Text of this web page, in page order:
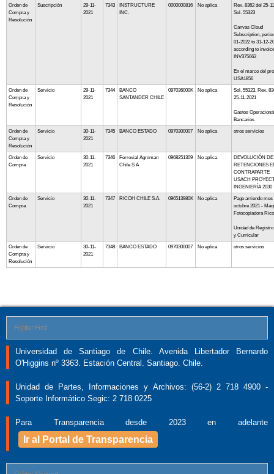
Orden de
Compra y
Resolución
Suscripción
29-11-
2021
7343
INSTRUCTURE
INC.
0000000816 No aplica
Rex. 8362 del 25-
Sol. 55323
Canvas Cloud
Subscription,
01-2022 to 31-12-
according to invoice
INV375662
En el marco del
USA1856
Orden de
Compra y
Resolución
Servicio
29-11-
2021
7344
BANCO
SANTANDER CHILE
097036000K No aplica
Sol. 55323, Rex.
25-11-2021
Gastos
Bancarios
Orden de
Compra y
Resolución
Servicio
30-11-
2021
7345 BANCO ESTADO 0970300007 No aplica otros servicios
Orden de
Compra
Servicio
30-11-
2021
7346
Ferrovial Agroman
Chile S A
0968251309 No aplica
DEVOLUCIÓN DE
RETENCIONES
CONTRAPARTE
USACH
INGENIERÍA 2030
Orden de
Compra
Servicio
30-11-
2021
7347 RICOH CHILE S.A. 096513980K No aplica
Pago arriendo mes
octubre 2021 -
Fotocopiadora
Unidad de Registro
y Curricular
Orden de
Compra y
Resolución
Servicio
30-11-
2021
7348 BANCO ESTADO 0970300007 No aplica otros servicios
Footer First
Universidad de Santiago de Chile. Avenida Libertador Bernardo
O'Higgins nº 3363. Estación Central. Santiago. Chile.
Unidad de Partes, Informaciones y Archivos: (56-2) 2 718 4900 -
Soporte Informático Segic: 2 718 0225
Para Transparencia desde 2023 en adelante
Ir al Portal de Transparencia